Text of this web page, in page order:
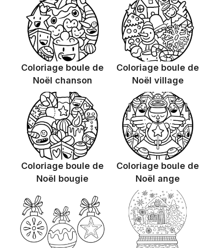
Coloriage boule de
Noël chanson
Coloriage boule de
Noël village
Coloriage boule de
Noël bougie
Coloriage boule de
Noël ange